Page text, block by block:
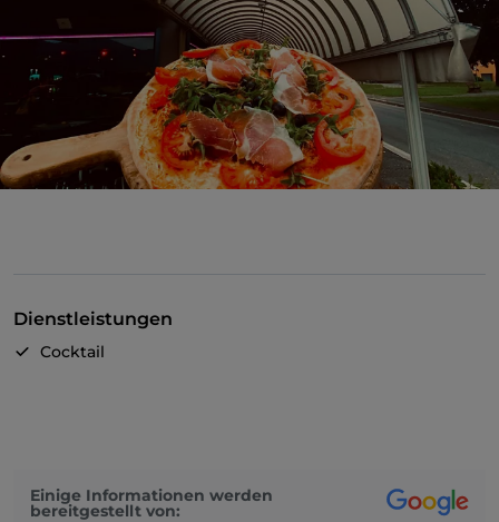
Dienstleistungen
Cocktail
Einige Informationen werden
bereitgestellt von: